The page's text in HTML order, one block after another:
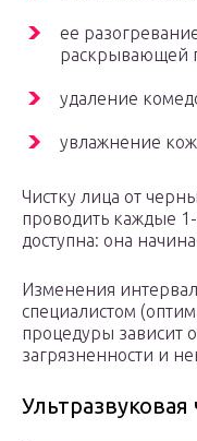
ее
раскрывающей
удаление
увлажнение
Чистку лица от
проводить каждые
доступна: она
Изменения
специалистом
процедуры зависит
загрязненности и
Ультразвуковая